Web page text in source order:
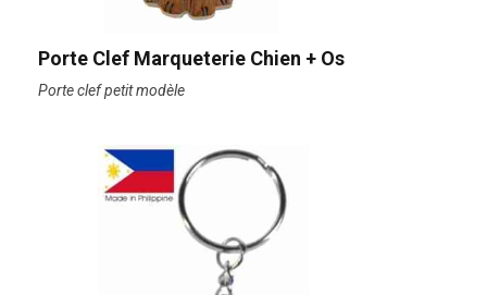
Porte Clef Marqueterie Chien + Os
Porte clef petit modèle